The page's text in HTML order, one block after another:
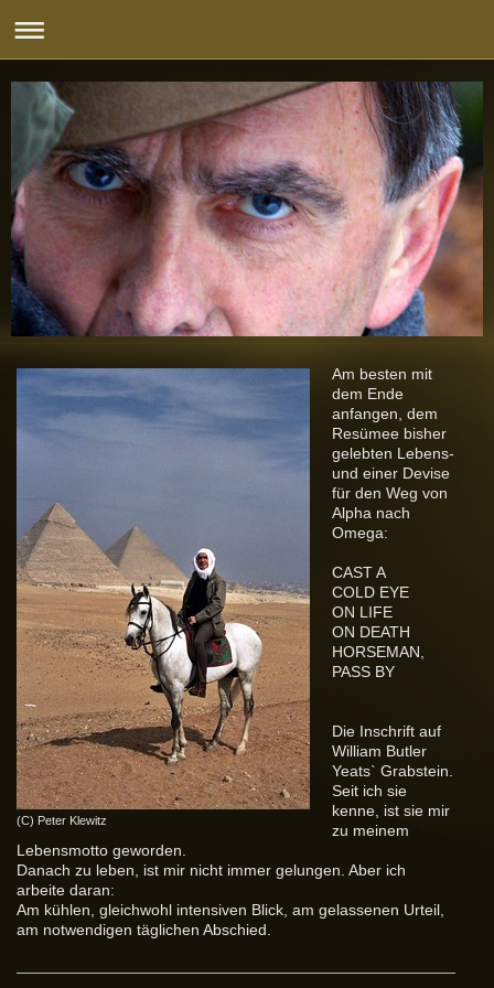
(C) Peter Klewitz
Am besten mit
dem Ende
anfangen, dem
Resümee bisher
gelebten Lebens-
und einer Devise
für den Weg von
Alpha nach
Omega:
CAST A
COLD EYE
ON LIFE
ON DEATH
HORSEMAN,
PASS BY
Die Inschrift auf
William Butler
Yeats` Grabstein.
Seit ich sie
kenne, ist sie mir
zu meinem
Lebensmotto geworden.
Danach zu leben, ist mir nicht immer gelungen. Aber ich
arbeite daran:
Am kühlen, gleichwohl intensiven Blick, am gelassenen Urteil,
am notwendigen täglichen Abschied.